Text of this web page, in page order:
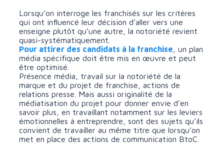
Lorsqu’on interroge les franchisés sur les critères
qui ont influencé leur décision d’aller vers une
enseigne plutôt qu’une autre, la notoriété revient
quasi-systématiquement.
Pour attirer des candidats à la franchise , un plan
média spécifique doit être mis en œuvre et peut
être optimisé.
Présence média, travail sur la notoriété de la
marque et du projet de franchise, actions de
relations presse. Mais aussi originalité de la
médiatisation du projet pour donner envie d’en
savoir plus, en travaillant notamment sur les leviers
émotionnelles à entreprendre, sont des sujets qu’ils
convient de travailler au même titre que lorsqu’on
met en place des actions de communication BtoC.